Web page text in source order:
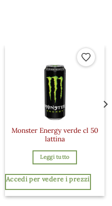
preferiti
Monster Energy verde cl 50
lattina
Leggi tutto
Accedi per vedere i prezzi